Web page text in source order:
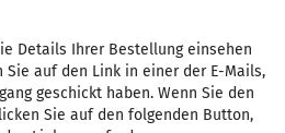
Details Ihrer Bestellung einsehen
auf den Link in einer der E-Mails,
geschickt haben. Wenn Sie den
Sie auf den folgenden Button,